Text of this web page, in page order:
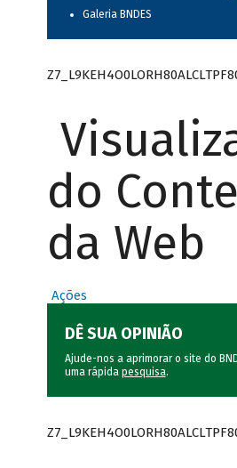
Galeria BNDES
do
da Web
Ações
DÊ SUA OPINIÃO
Ajude-nos a aprimorar o site do
uma rápida pesquisa.